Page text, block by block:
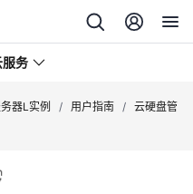
务
器L实例 / 用户指南 / 云硬盘管